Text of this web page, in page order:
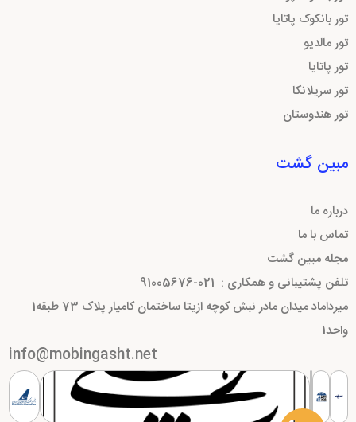
تور بانکوک پاتایا
تور مالدیو
تور پاتایا
تور سریلانکا
تور هندوستان
مبین گشت
درباره ما
تماس با ما
مجله مبین گشت
تلفن پشتیبانی و همکاری : 021-91005676
میرداماد میدان مادر نبش کوچه ازیتا ساختمان کامیار پلاک 73 طبقه1
واحد1
info@mobingasht.net